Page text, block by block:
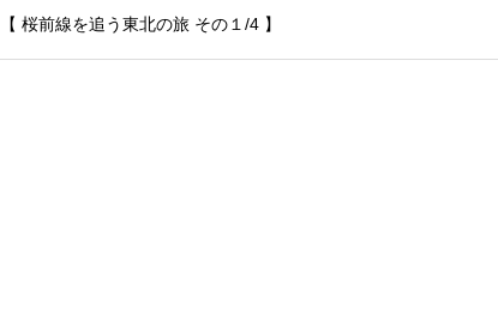
桜前線を追う東北の旅 その１/4 】